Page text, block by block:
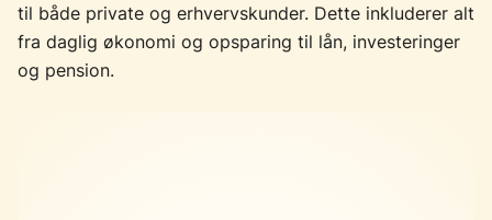
til både private og erhvervskunder. Dette inkluderer alt
fra daglig økonomi og opsparing til lån, investeringer
og pension.